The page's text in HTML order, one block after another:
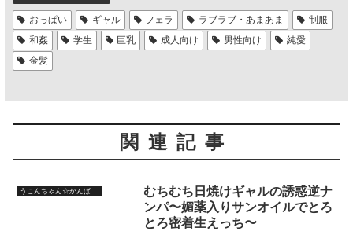
おっぱい ギャル フェラ ラブラブ・あまあま
制服
和姦
学生 巨乳 成人向け 男性向け
純愛
金髪
関連記事
むちむち日焼けギャルの誘惑逆ナ
ンパ〜媚薬入りサンオイルでとろ
とろ密着生えっち〜